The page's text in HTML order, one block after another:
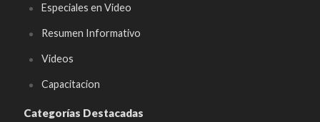
Especiales en Video
Resumen Informativo
Videos
Capacitacion
Categorías Destacadas